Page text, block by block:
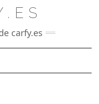
carfy.es
modo de navegación